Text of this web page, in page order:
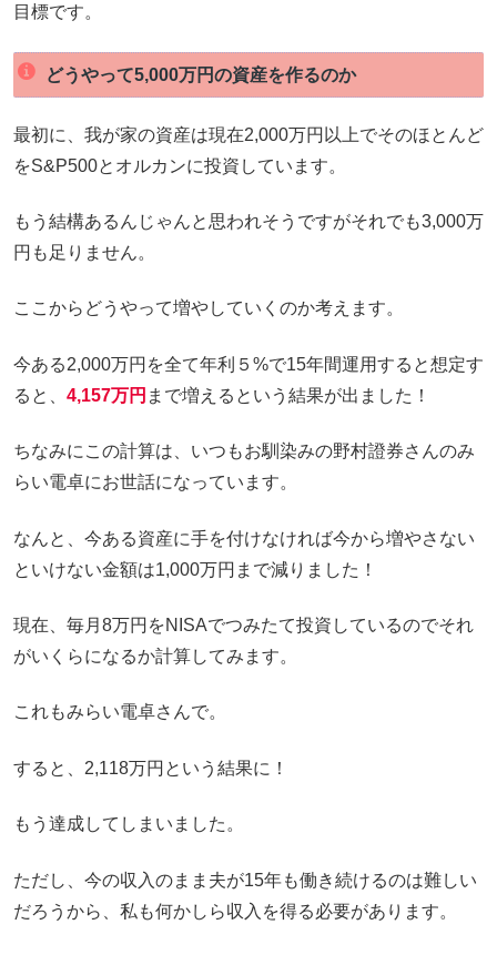
目標です。
どうやって5,000万円の資産を作るのか
最初に、我が家の資産は現在2,000万円以上でそのほとんど
をS&P500とオルカンに投資しています。
もう結構あるんじゃんと思われそうですがそれでも3,000万
円も足りません。
ここからどうやって増やしていくのか考えます。
今ある2,000万円を全て年利５%で15年間運用すると想定す
ると、 4,157万円 まで増えるという結果が出ました！
ちなみにこの計算は、いつもお馴染みの野村證券さんのみ
らい電卓にお世話になっています。
なんと、今ある資産に手を付けなければ今から増やさない
といけない金額は1,000万円まで減りました！
現在、毎月8万円をNISAでつみたて投資しているのでそれ
がいくらになるか計算してみます。
これもみらい電卓さんで。
すると、2,118万円という結果に！
もう達成してしまいました。
ただし、今の収入のまま夫が15年も働き続けるのは難しい
だろうから、私も何かしら収入を得る必要があります。